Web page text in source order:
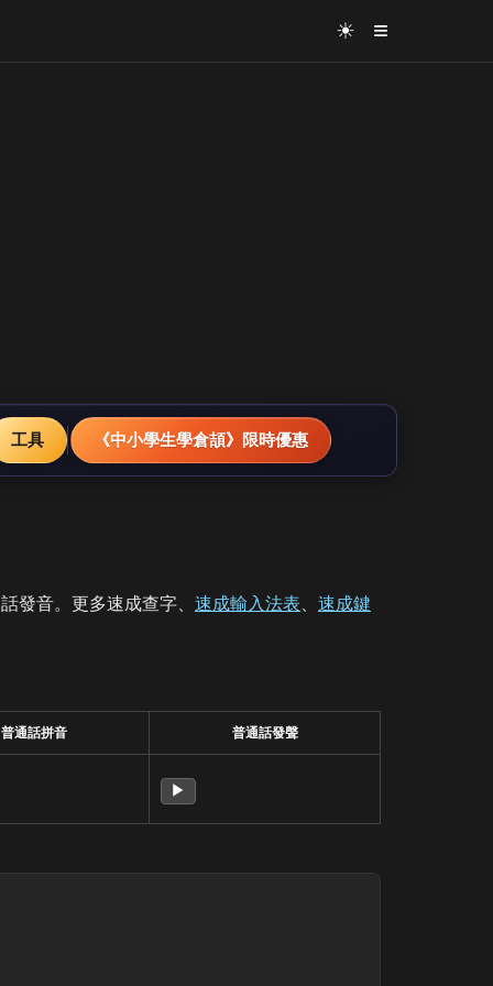
☀ ≡
工具 《中小學生學倉頡》限時優惠
發音。更多速成查字、 速成輸入法表、 速成鍵
普通話拼音 普通話發聲
▶